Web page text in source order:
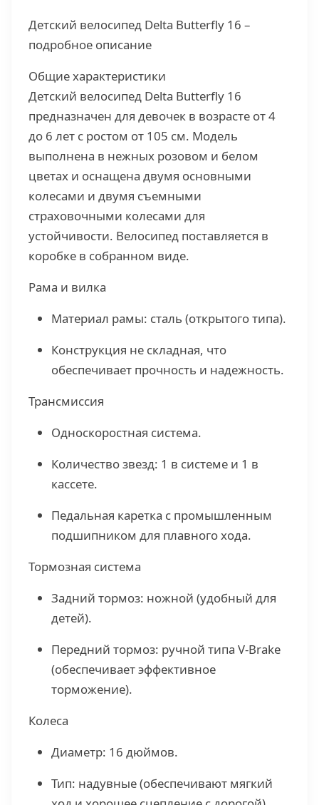
Детский велосипед Delta Butterfly 16 –
подробное описание
Общие характеристики
Детский велосипед Delta Butterfly 16
предназначен для девочек в возрасте от 4
до 6 лет с ростом от 105 см. Модель
выполнена в нежных розовом и белом
цветах и оснащена двумя основными
колесами и двумя съемными
страховочными колесами для
устойчивости. Велосипед поставляется в
коробке в собранном виде.
Рама и вилка
Материал рамы: сталь (открытого типа).
Конструкция не складная, что
обеспечивает прочность и надежность.
Трансмиссия
Односкоростная система.
Количество звезд: 1 в системе и 1 в
кассете.
Педальная каретка с промышленным
подшипником для плавного хода.
Тормозная система
Задний тормоз: ножной (удобный для
детей).
Передний тормоз: ручной типа V-Brake
(обеспечивает эффективное
торможение).
Колеса
Диаметр: 16 дюймов.
Тип: надувные (обеспечивают мягкий